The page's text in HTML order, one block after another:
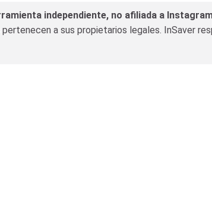
independiente, no afiliada a
a sus propietarios legales. InSaver